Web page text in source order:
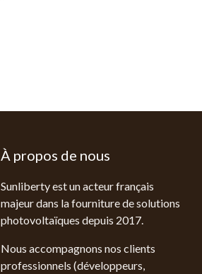
À propos de nous
Sunliberty est un acteur français
majeur dans la fourniture de solutions
photovoltaïques depuis 2017.
Nous accompagnons nos clients
professionnels (développeurs,